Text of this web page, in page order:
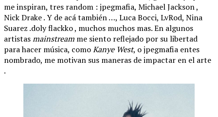
me inspiran, tres random : jpegmafia, Michael Jackson ,
Nick Drake . Y de acá también …, Luca Bocci, LvRod, Nina
Suarez .doly flackko , muchos muchos mas. En algunos
artistasmainstream me siento reflejado por su libertad
para hacer música, comoKanye West, o jpegmafia entes
nombrado, me motivan sus maneras de impactar en el arte
.